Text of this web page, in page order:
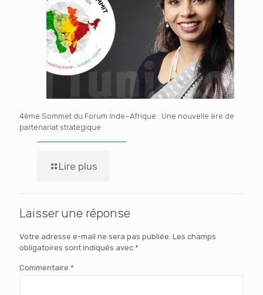
4ème Sommet du Forum Inde–Afrique : Une nouvelle ère de
partenariat stratégique
Lire plus
Laisser une réponse
Votre adresse e-mail ne sera pas publiée. Les champs
obligatoires sont indiqués avec *
Commentaire *